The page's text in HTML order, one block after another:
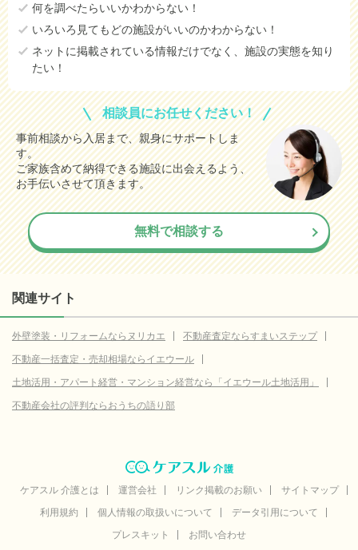
何を調べたらいいかわからない！
いろいろ見てもどの施設がいいのかわからない！
ネットに掲載されている情報だけでなく、施設の実態を知り
たい！
相談員にお任せください！
事前相談から入居まで、親身にサポートしま
す。
ご家族含めて納得できる施設に出会えるよう、
お手伝いさせて頂きます。
無料で相談する
関連サイト
外壁塗装・リフォームならヌリカエ
不動産査定ならすまいステップ
不動産一括査定・売却相場ならイエウール
土地活用・アパート経営・マンション経営なら「イエウール土地活用」
不動産会社の評判ならおうちの語り部
ケアスル 介護とは 運営会社 リンク掲載のお願い
サイトマップ
利用規約
個人情報の取扱いについて
データ引用について
プレスキット
お問い合わせ